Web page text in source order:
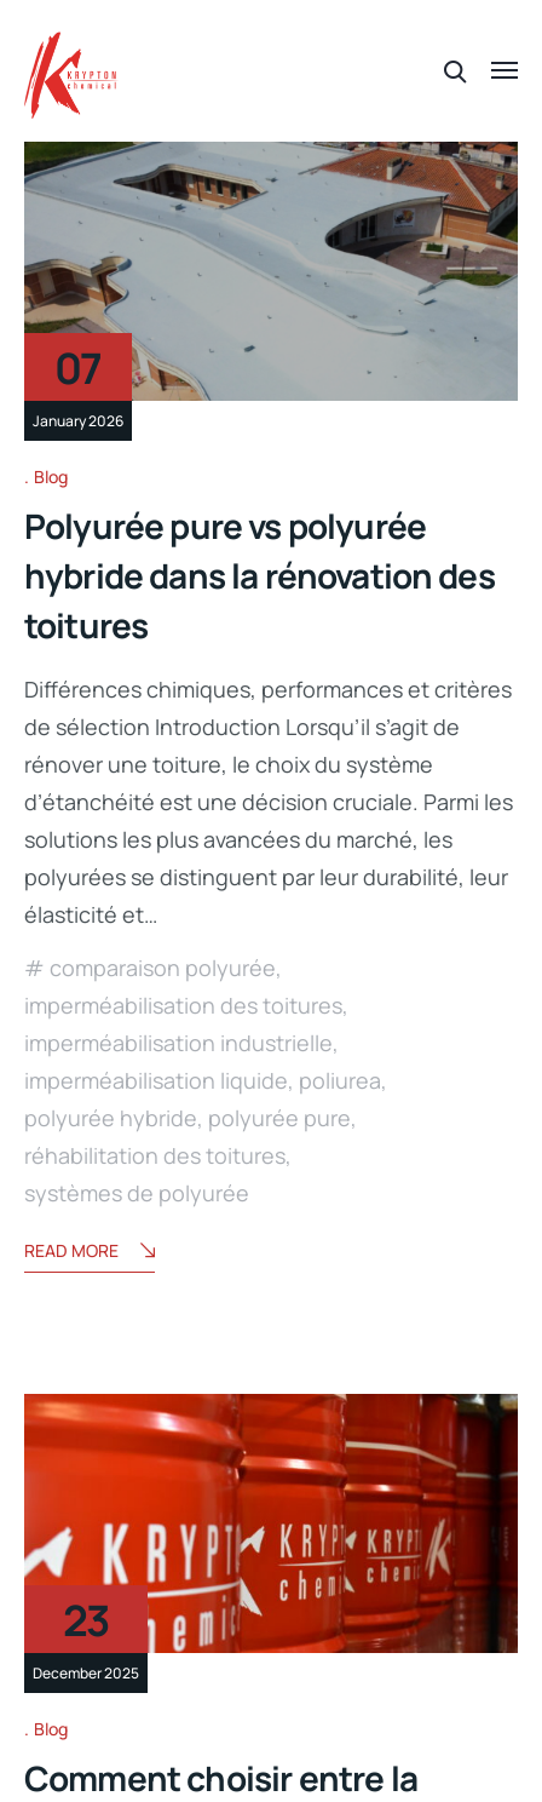
07
January 2026
Blog
Polyurée pure vs polyurée
hybride dans la rénovation des
toitures
Différences chimiques, performances et critères
de sélection Introduction Lorsqu’il s’agit de
rénover une toiture, le choix du système
d’étanchéité est une décision cruciale. Parmi les
solutions les plus avancées du marché, les
polyurées se distinguent par leur durabilité, leur
élasticité et…
comparaison polyurée,
imperméabilisation des toitures,
imperméabilisation industrielle,
imperméabilisation liquide, poliurea,
polyurée hybride, polyurée pure,
réhabilitation des toitures,
systèmes de polyurée
READ MORE
23
December 2025
Blog
Comment choisir entre la